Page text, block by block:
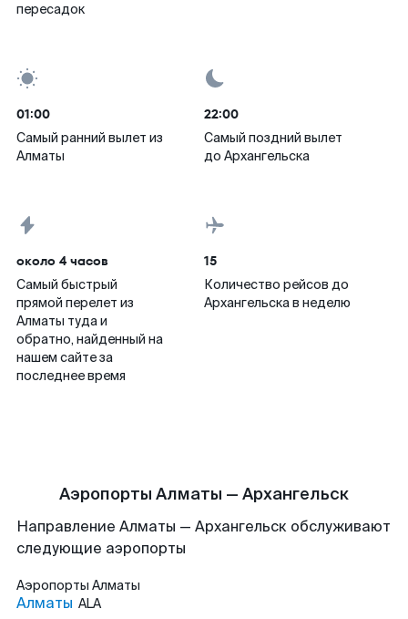
пересадок
01:00
Самый ранний вылет из
Алматы
22:00
Самый поздний вылет
до Архангельска
около 4 часов
Самый быстрый
прямой перелет из
Алматы туда и
обратно, найденный на
нашем сайте за
последнее время
15
Количество рейсов до
Архангельска в неделю
Аэропорты Алматы — Архангельск
Направление Алматы — Архангельск обслуживают
следующие аэропорты
Аэропорты Алматы
Алматы ALA